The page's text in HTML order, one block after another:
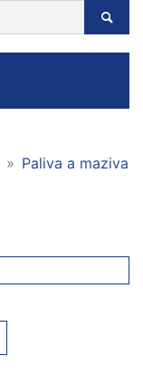
Paliva a maziva